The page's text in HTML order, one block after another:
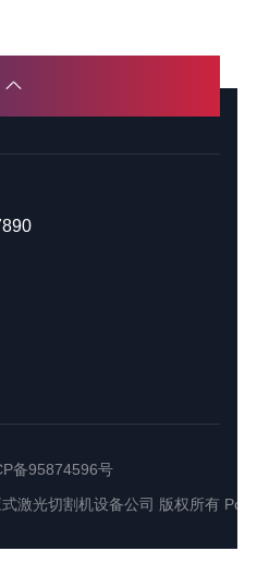
备95874596号
激光切割机设备公司 版权所有